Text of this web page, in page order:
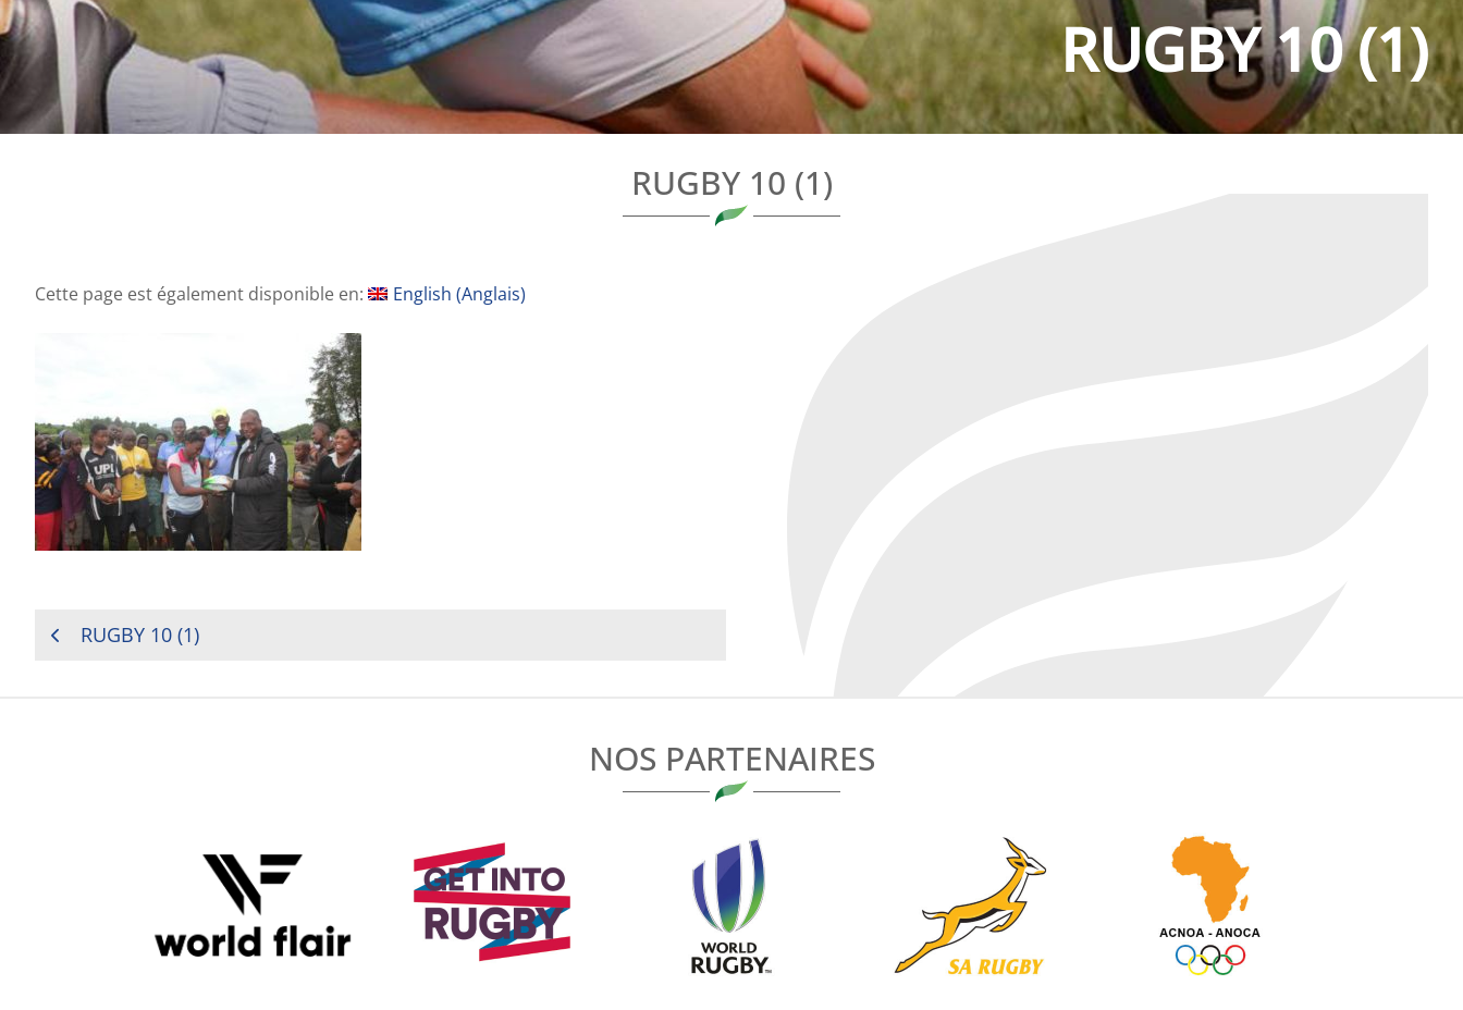
RUGBY 10 (1)
RUGBY 10 (1)
Cette page est également disponible en: English (Anglais)
NAVIGATION
RUGBY 10 (1)
NOS PARTENAIRES